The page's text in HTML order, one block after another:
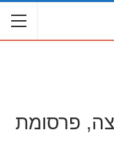
פרסומת